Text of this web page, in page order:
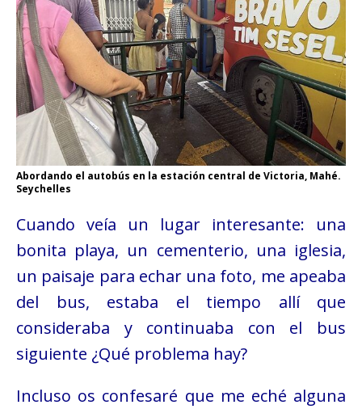
Abordando el autobús en la estación central de Victoria, Mahé.
Seychelles
Cuando veía un lugar interesante: una
bonita playa, un cementerio, una iglesia,
un paisaje para echar una foto, me apeaba
del bus, estaba el tiempo allí que
consideraba y continuaba con el bus
siguiente ¿Qué problema hay?
Incluso os confesaré que me eché alguna